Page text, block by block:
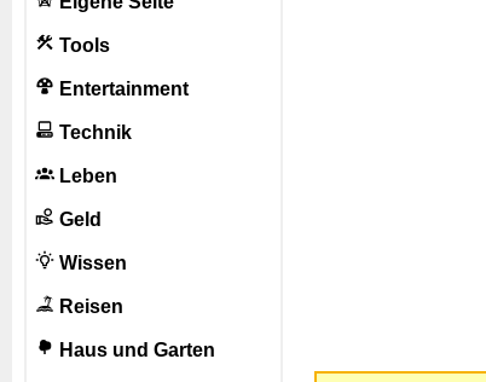
Tools
Entertainment
Technik
Leben
Geld
Wissen
Reisen
Haus und Garten